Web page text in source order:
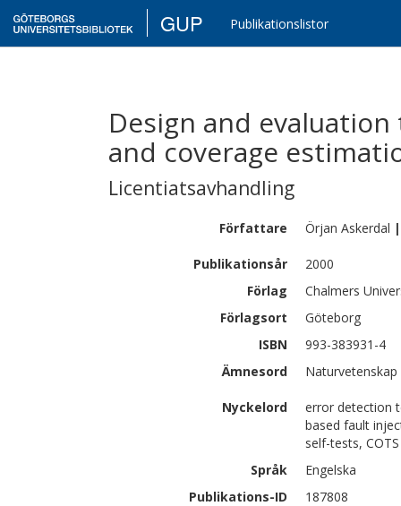
GUP Publikationslistor
Design and
and coverage
Licentiatsavhandling
Författare Örjan Askerdal |
Publikationsår
2000
Förlag
Chalmers
Förlagsort
Göteborg
ISBN
993-383931-4
Ämnesord
Nyckelord
error detection
based fault
self-tests, COTS
Språk
Engelska
Publikations-ID
187808